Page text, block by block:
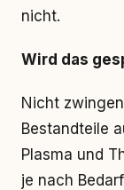
nicht.
Wird das
Nicht
Bestandteile
Plasma und
je nach